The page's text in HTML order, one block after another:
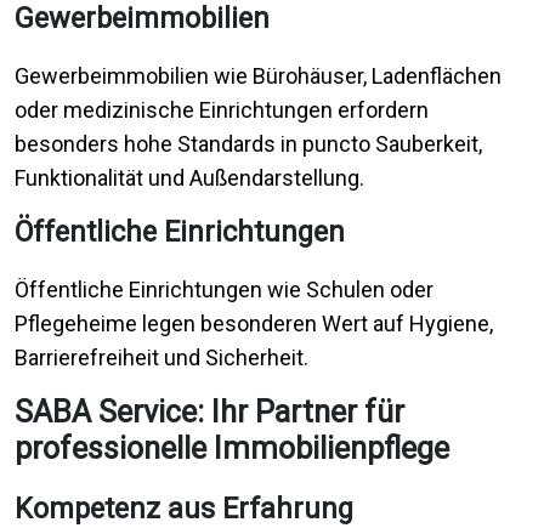
Gewerbeimmobilien
Gewerbeimmobilien wie Bürohäuser, Ladenflächen
oder medizinische Einrichtungen erfordern
besonders hohe Standards in puncto Sauberkeit,
Funktionalität und Außendarstellung.
Öffentliche Einrichtungen
Öffentliche Einrichtungen wie Schulen oder
Pflegeheime legen besonderen Wert auf Hygiene,
Barrierefreiheit und Sicherheit.
SABA Service: Ihr Partner für
professionelle Immobilienpflege
Kompetenz aus Erfahrung